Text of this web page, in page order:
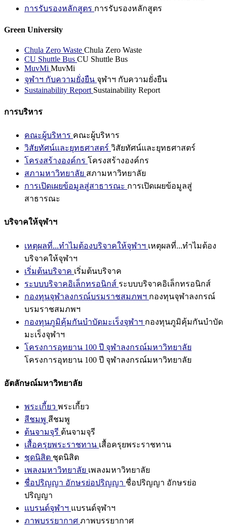
การรับรองหลักสูตร การรับรองหลักสูตร
Green University
Chula Zero Waste Chula Zero Waste
CU Shuttle Bus CU Shuttle Bus
MuvMi MuvMi
จุฬาฯ กับความยั่งยืน จุฬาฯ กับความยั่งยืน
Sustainability Report Sustainability Report
การบริหาร
คณะผู้บริหาร คณะผู้บริหาร
วิสัยทัศน์และยุทธศาสตร์ วิสัยทัศน์และยุทธศาสตร์
โครงสร้างองค์กร โครงสร้างองค์กร
สภามหาวิทยาลัย สภามหาวิทยาลัย
การเปิดเผยข้อมูลสู่สาธารณะ การเปิดเผยข้อมูลสู่
สาธารณะ
บริจาคให้จุฬาฯ
เหตุผลที่...ทำไมต้องบริจาคให้จุฬาฯ เหตุผลที่...ทำไมต้อง
บริจาคให้จุฬาฯ
เริ่มต้นบริจาค เริ่มต้นบริจาค
ระบบบริจาคอิเล็กทรอนิกส์ ระบบบริจาคอิเล็กทรอนิกส์
กองทุนจุฬาลงกรณ์บรมราชสมภพฯ กองทุนจุฬาลงกรณ์
บรมราชสมภพฯ
กองทุนภูมิคุ้มกันบำบัดมะเร็งจุฬาฯ กองทุนภูมิคุ้มกันบำบัด
มะเร็งจุฬาฯ
โครงการอุทยาน 100 ปี จุฬาลงกรณ์มหาวิทยาลัย
โครงการอุทยาน 100 ปี จุฬาลงกรณ์มหาวิทยาลัย
อัตลักษณ์มหาวิทยาลัย
พระเกี้ยว พระเกี้ยว
สีชมพู สีชมพู
ต้นจามจุรี ต้นจามจุรี
เสื้อครุยพระราชทาน เสื้อครุยพระราชทาน
ชุดนิสิต ชุดนิสิต
เพลงมหาวิทยาลัย เพลงมหาวิทยาลัย
ชื่อปริญญา อักษรย่อปริญญา ชื่อปริญญา อักษรย่อ
ปริญญา
แบรนด์จุฬาฯ แบรนด์จุฬาฯ
ภาพบรรยากาศ ภาพบรรยากาศ